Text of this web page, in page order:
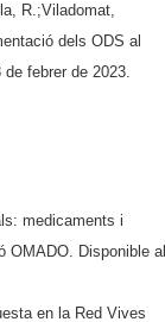
R.;Viladomat,
dels ODS al
febrer de 2023.
medicaments i
OMADO. Disponible al
en la Red Vives